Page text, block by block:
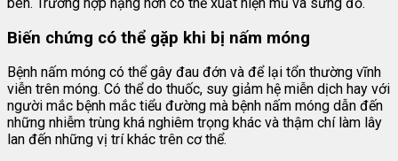
Biến chứng có thể gặp khi bị nấm móng
Bệnh nấm móng có thể gây đau đớn và để lại tổn thường vĩnh
viễn trên móng. Có thể do thuốc, suy giảm hệ miễn dịch hay với
người mắc bệnh mắc tiểu đường mà bệnh nấm móng dẫn đến
những nhiễm trùng khá nghiêm trọng khác và thậm chí làm lây
lan đến những vị trí khác trên cơ thể.